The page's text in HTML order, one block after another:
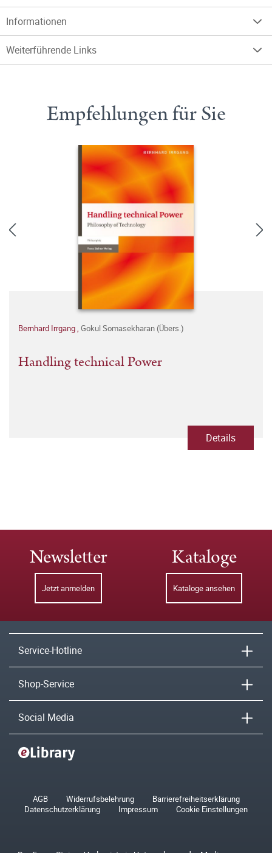
Informationen
Weiterführende Links
Empfehlungen für Sie
Bernhard Irrgang, Gokul Somasekharan (Übers.)
Handling technical Power
Details
Newsletter
Jetzt anmelden
Kataloge
Kataloge ansehen
Service-Hotline
Shop-Service
Social Media
AGB Widerrufsbelehrung
Barrierefreiheitserklärung
Datenschutzerklärung
Impressum Cookie Einstellungen